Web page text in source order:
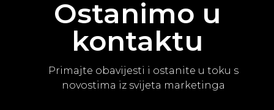
Ostanimo u
kontaktu
Primajte obavijesti i ostanite u toku s
novostima iz svijeta marketinga